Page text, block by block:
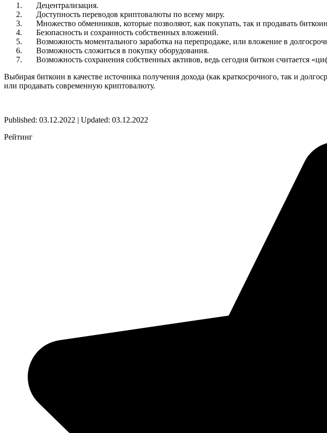
Децентрализация.
Доступность переводов криптовалюты по всему миру.
Множество обменников, которые позволяют, как покупать, так и продавать
Безопасность и сохранность собственных вложений.
Возможность моментального заработка на перепродаже, или вложение в
Возможность сложиться в покупку оборудования.
Возможность сохранения собственных активов, ведь сегодня биткон считается
Выбирая биткоин в качестве источника получения дохода (как краткосрочного, так и
или продавать современную криптовалюту.
Published: 03.12.2022 | Updated: 03.12.2022
Рейтинг